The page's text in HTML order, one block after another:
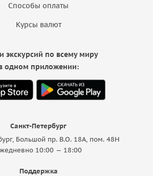
Способы оплаты
Курсы валют
Санкт-Петербург
Большой пр. В.О. 18A, пом. 48Н
10:00 — 18:00
Поддержка
экскурсий по всему миру
одном приложении: